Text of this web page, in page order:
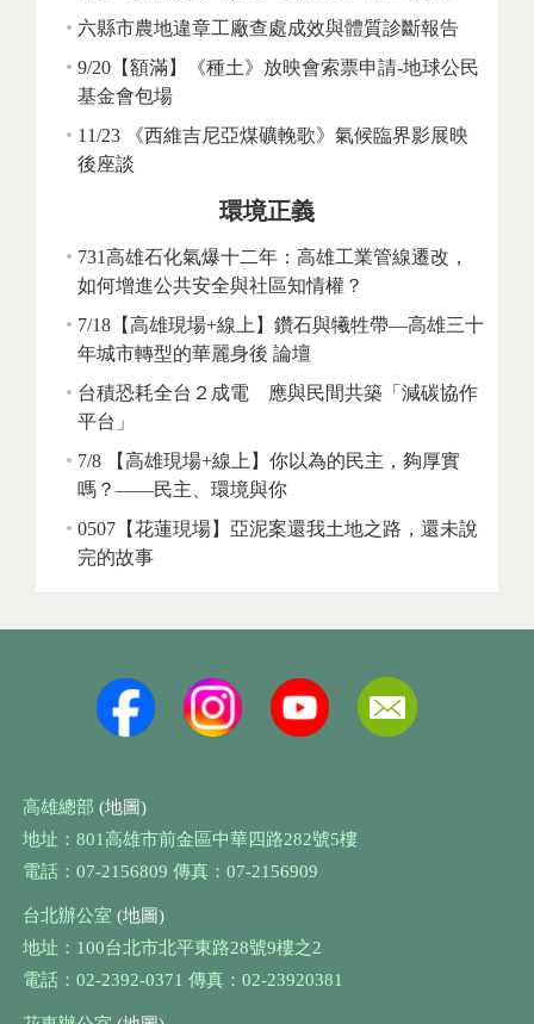
六縣市農地違章工廠查處成效與體質診斷報告
9/20【額滿】《種土》放映會索票申請-地球公民
基金會包場
11/23 《西維吉尼亞煤礦輓歌》氣候臨界影展映
後座談
環境正義
731高雄石化氣爆十二年：高雄工業管線遷改，
如何增進公共安全與社區知情權？
7/18【高雄現場+線上】鑽石與犧牲帶—高雄三十
年城市轉型的華麗身後 論壇
台積恐耗全台２成電 應與民間共築「減碳協作
平台」
7/8 【高雄現場+線上】你以為的民主，夠厚實
嗎？——民主、環境與你
0507【花蓮現場】亞泥案還我土地之路，還未說
完的故事
高雄總部 (地圖)
地址：801高雄市前金區中華四路282號5樓
電話：07-2156809 傳真：07-2156909
台北辦公室 (地圖)
地址：100台北市北平東路28號9樓之2
電話：02-2392-0371 傳真：02-23920381